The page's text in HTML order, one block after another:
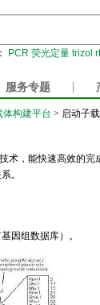
PCR 荧光定量 trizol
服务专题
体构建平台 > 启动子
术，能快速高效的
。
因组数据库）。